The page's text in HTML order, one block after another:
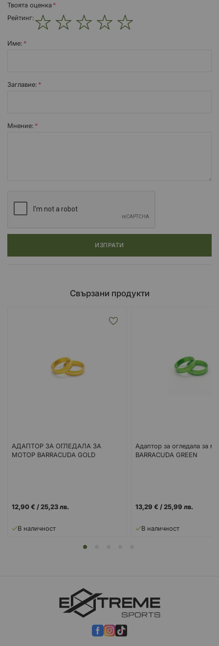
Твоята оценка
Рейтинг:
Име:
Заглавиe:
Мнение:
ИЗПРАТИ
Свързани продукти
АДАПТОР ЗА ОГЛЕДАЛА ЗА
МОТОР BARRACUDA GOLD
12,90 € /25,23 лв.
В наличност
Адаптор за огледала за
BARRACUDA GREEN
13,29 € /25,99 лв.
В наличност